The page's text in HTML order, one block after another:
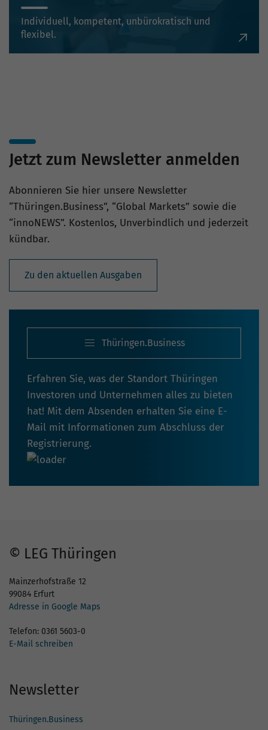
Individuell, kompetent, unbürokratisch und
flexibel.
Jetzt zum Newsletter anmelden
Abonnieren Sie hier unsere Newsletter
“Thüringen.Business”, “Global Markets” sowie die
“innoNEWS”. Kostenlos, Unverbindlich und jederzeit
kündbar.
Zu den aktuellen Ausgaben
Thüringen.Business
Erfahren Sie, was der Standort Thüringen
Investoren und Unternehmen alles zu bieten
hat! Mit dem Absenden erhalten Sie eine E-
Mail mit Informationen zum Abschluss der
Registrierung.
© LEG Thüringen
Mainzerhofstraße 12
99084 Erfurt
Adresse in Google Maps
Telefon: 0361 5603-0
E-Mail schreiben
Newsletter
Thüringen.Business